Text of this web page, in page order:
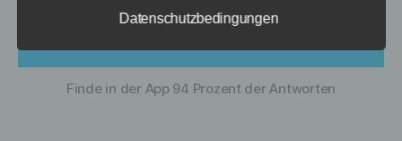
Finde in der App 94 Prozent der Antworten
Betroffene Person ist jede identifizierte
oder identifizierbare natürliche Person,
deren personenbezogene Daten von dem
für die Verarbeitung Verantwortlichen
verarbeitet werden.
Datenschutzbedingungen